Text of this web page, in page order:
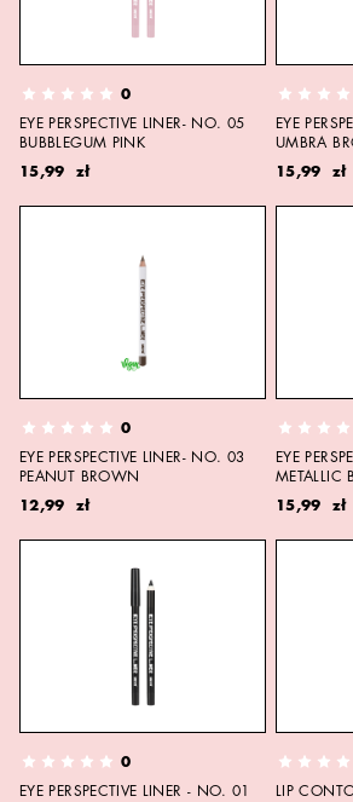
0
EYE PERSPECTIVE LINER- NO. 05
BUBBLEGUM PINK
15,99 zł
EYE
UMBRA
15,99 zł
0
EYE PERSPECTIVE LINER- NO. 03
PEANUT BROWN
12,99 zł
EYE
METALLIC
15,99 zł
0
EYE PERSPECTIVE LINER - NO. 01
LIP